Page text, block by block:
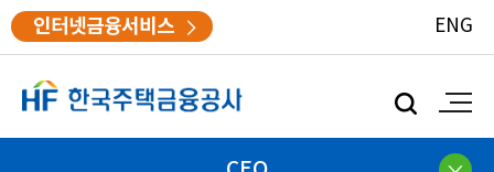
인터넷금융서비스 ENG